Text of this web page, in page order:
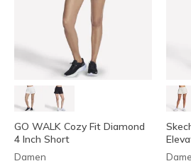
GO WALK Cozy Fit Diamond
4 Inch Short
Damen